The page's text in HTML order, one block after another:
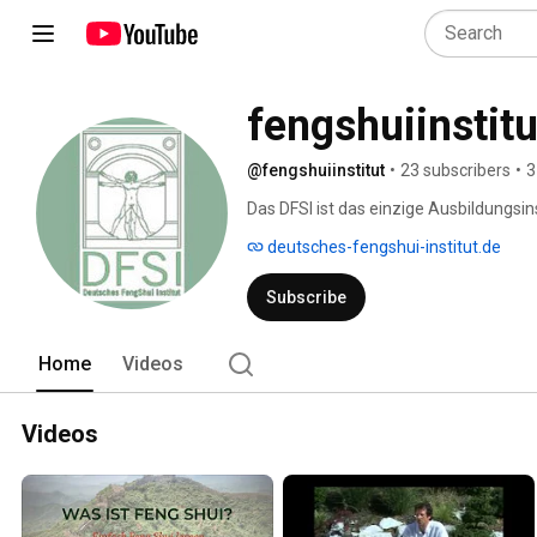
@fengshuiinstitut • 23 subscribers •
Das DFSI ist das einzige
und die Ergebnisse regelmäßig und
Forschungsarbeit ist ein Weltwissen,
Shui. Dieses gebündelte Wissen findet
als staatlich anerkannter Fernkurs
deutsches-fengshui-institut.de
Subscribe
Home Videos
Videos